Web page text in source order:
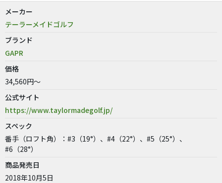
メーカー
テーラーメイドゴルフ
ブランド
GAPR
価格
34,560円～
公式サイト
https://www.taylormadegolf.jp/
スペック
番手（ロフト角）：#3（19°）、#4（22°）、#5（25°）、
#6（28°）
商品発売日
2018年10月5日